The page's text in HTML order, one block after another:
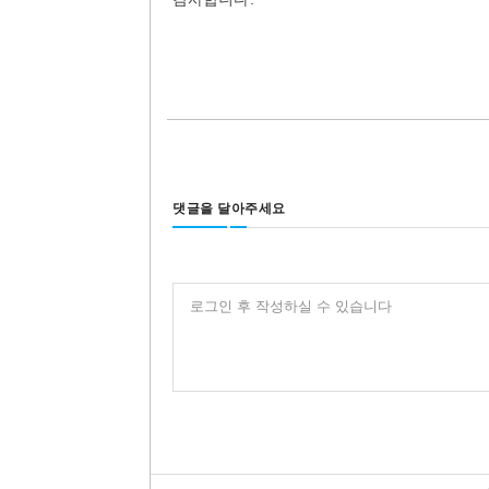
댓글을 달아주세요
로그인 후 작성하실 수 있습니다